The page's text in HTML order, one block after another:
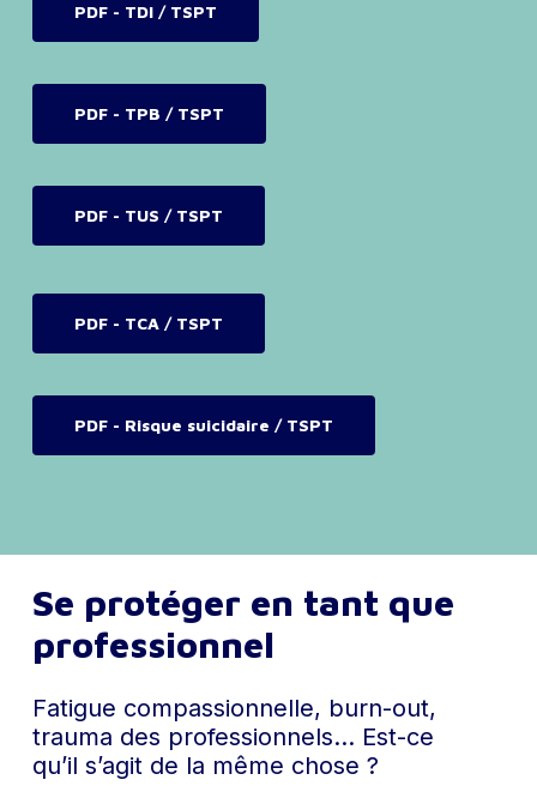
PDF - TDI / TSPT
PDF - TPB / TSPT
PDF - TUS / TSPT
PDF - TCA / TSPT
PDF - Risque suicidaire / TSPT
Se protéger en tant que
professionnel
Fatigue compassionnelle, burn-out,
trauma des professionnels… Est-ce
qu’il s’agit de la même chose ?